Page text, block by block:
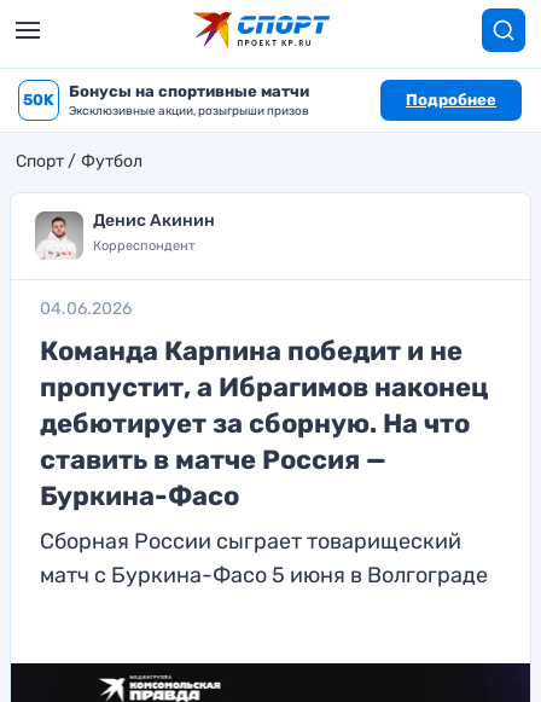
50K Бонусы на спортивные матчи
Эксклюзивные акции, розыгрыши призов
Подробнее
Спорт Футбол
Денис Акинин
Корреспондент
04.06.2026
Команда Карпина победит и не
пропустит, а Ибрагимов наконец
дебютирует за сборную. На что
ставить в матче Россия —
Буркина-Фасо
Сборная России сыграет товарищеский
матч с Буркина-Фасо 5 июня в Волгограде